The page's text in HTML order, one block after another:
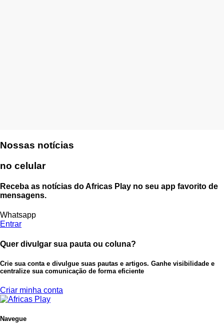
Nossas notícias
no celular
Receba as notícias do Africas Play no seu app favorito de
mensagens.
Whatsapp
Entrar
Quer divulgar sua pauta ou coluna?
Crie sua conta e divulgue suas pautas e artigos. Ganhe visibilidade e
centralize sua comunicação de forma eficiente
Criar minha conta
Navegue